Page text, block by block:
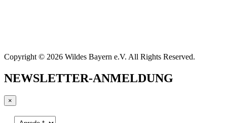
Copyright © 2026 Wildes Bayern e.V. All Rights Reserved.
NEWSLETTER-ANMELDUNG
×